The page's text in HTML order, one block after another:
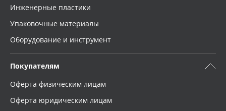
Инженерные пластики
Упаковочные материалы
Оборудование и инструмент
Покупателям
Оферта физическим лицам
Оферта юридическим лицам